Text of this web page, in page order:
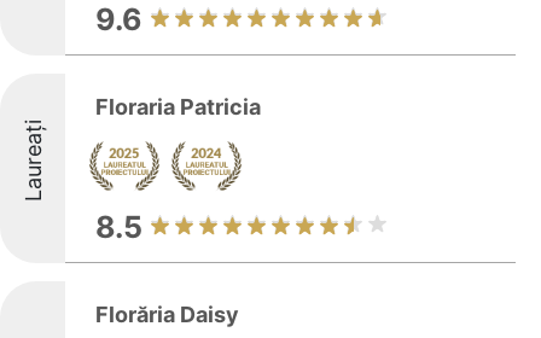
9.6
Laureați
Floraria Patricia
8.5
Florăria Daisy